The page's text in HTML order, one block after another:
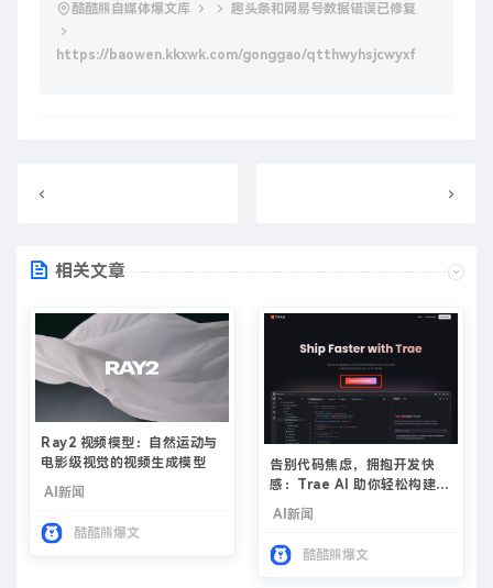
酷酷熊自媒体爆文库 趣头条和网易号数据错误已修复
https://baowen.kkxwk.com/gonggao/qtthwyhsjcwyxf
相关文章
Ray2 视频模型：自然运动与
电影级视觉的视频生成模型
AI新闻
酷酷熊爆文
告别代码焦虑，拥抱开发快
感：Trae AI 助你轻松构建应
用，人人皆可成为开发者
AI新闻
酷酷熊爆文